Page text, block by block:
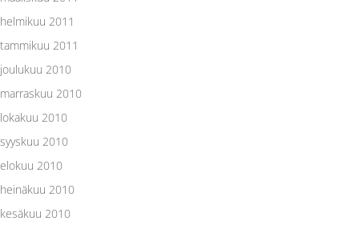
helmikuu 2011
tammikuu 2011
joulukuu 2010
marraskuu 2010
lokakuu 2010
syyskuu 2010
elokuu 2010
heinäkuu 2010
kesäkuu 2010